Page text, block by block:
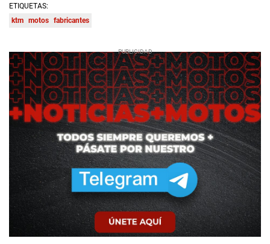
ETIQUETAS:
ktm motos fabricantes